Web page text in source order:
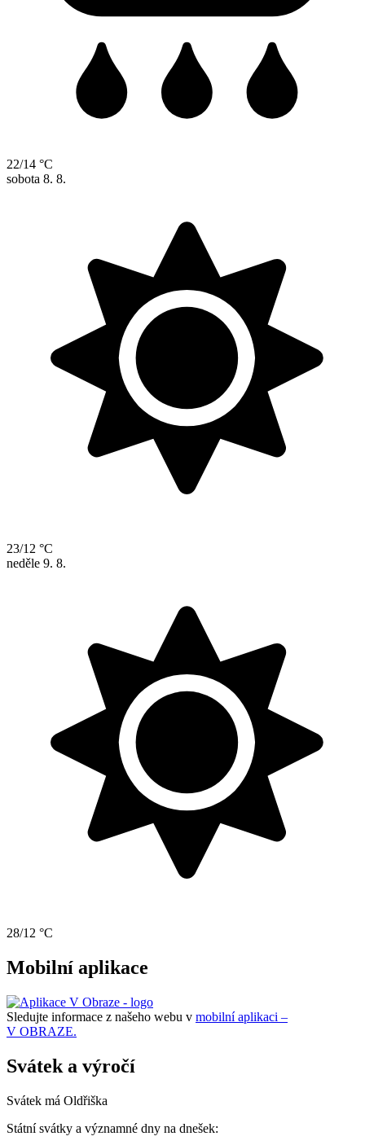
22/14 °C
sobota 8. 8.
23/12 °C
neděle 9. 8.
28/12 °C
Mobilní aplikace
Sledujte informace z našeho webu v mobilní aplikaci –
V OBRAZE.
Svátek a výročí
Svátek má Oldřiška
Státní svátky a významné dny na dnešek: